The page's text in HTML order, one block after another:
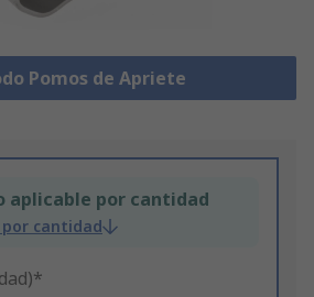
Pomos de Apriete
aplicable por cantidad
cantidad